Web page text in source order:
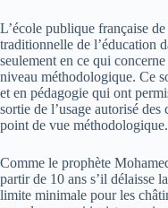
L’école publique française
traditionnelle de l’éducation
seulement en ce qui
niveau méthodologique. Ce
et en pédagogie qui ont
sortie de l’usage autorisé
point de vue méthodologique.
Comme le prophète
partir de 10 ans s’il délaisse
limite minimale pour les